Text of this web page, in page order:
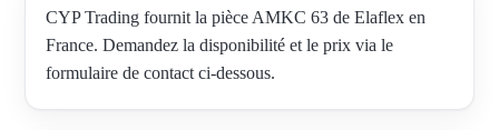
CYP Trading fournit la pièce AMKC 63 de Elaflex en
France. Demandez la disponibilité et le prix via le
formulaire de contact ci-dessous.